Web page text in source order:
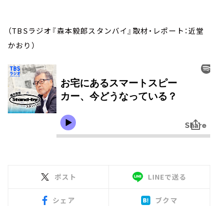
（TBSラジオ『森本毅郎スタンバイ』取材・レポート：近堂
かおり）
ポスト LINEで送る
シェア ブクマ